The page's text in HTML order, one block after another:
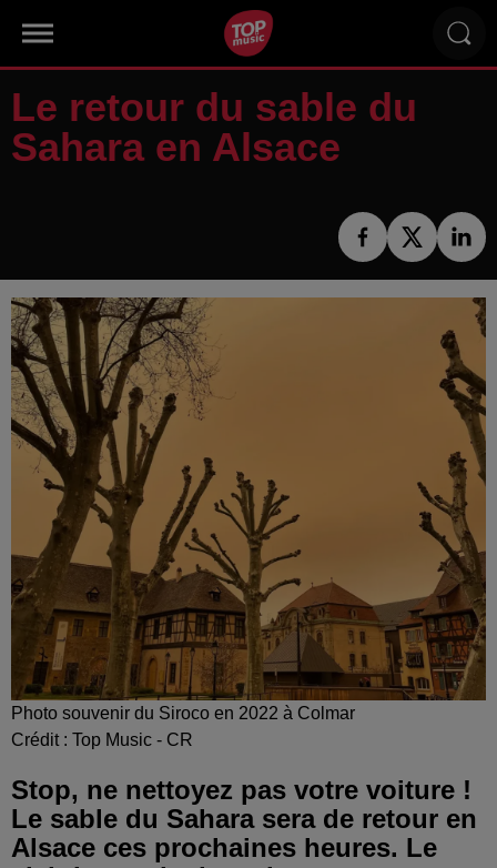
Le retour du sable du
Sahara en Alsace
Photo souvenir du Siroco en 2022 à Colmar
Crédit : Top Music - CR
Stop, ne nettoyez pas votre voiture !
Le sable du Sahara sera de retour en
Alsace ces prochaines heures. Le